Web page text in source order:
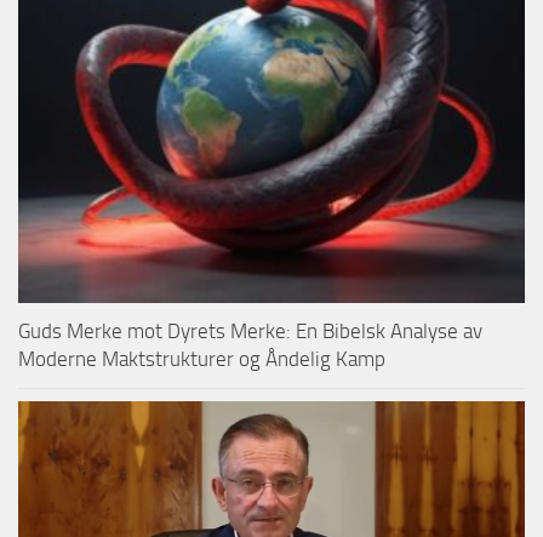
Guds Merke mot Dyrets Merke: En Bibelsk Analyse av
Moderne Maktstrukturer og Åndelig Kamp